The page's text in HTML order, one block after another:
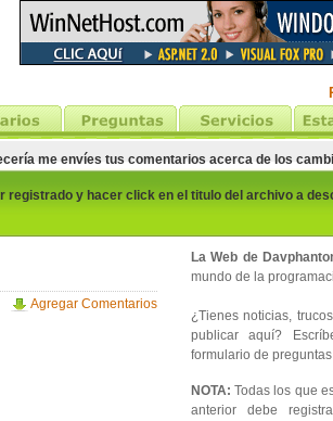
me envíes tus comentarios acerca de los
y hacer click en el titulo del archivo a
Agregar Comentarios
La Web de
mundo de la
¿Tienes noticias,
publicar aquí?
formulario de
NOTA: Todas los que
anterior debe